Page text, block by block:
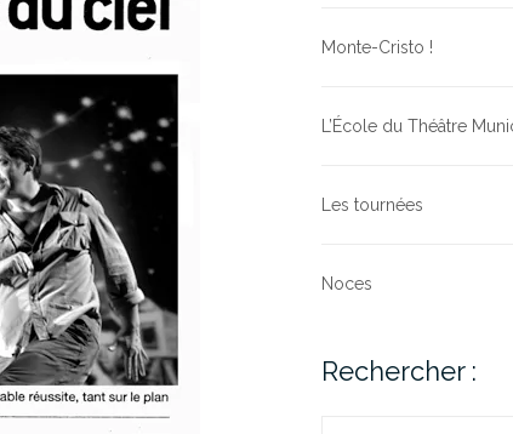
Monte-Cristo !
L’École du Théâtre
Les tournées
Noces
Rechercher :